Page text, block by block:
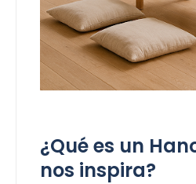
¿Qué es un
nos inspira?